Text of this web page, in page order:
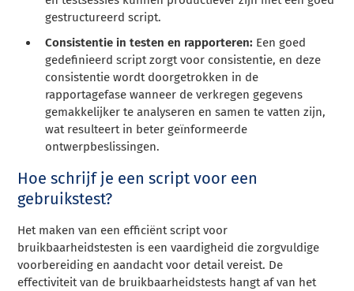
gestructureerd script.
Consistentie in testen en rapporteren: Een goed
gedefinieerd script zorgt voor consistentie, en deze
consistentie wordt doorgetrokken in de
rapportagefase wanneer de verkregen gegevens
gemakkelijker te analyseren en samen te vatten zijn,
wat resulteert in beter geïnformeerde
ontwerpbeslissingen.
Hoe schrijf je een script voor een
gebruikstest?
Het maken van een efficiënt script voor
bruikbaarheidstesten is een vaardigheid die zorgvuldige
voorbereiding en aandacht voor detail vereist. De
effectiviteit van de bruikbaarheidstests hangt af van het